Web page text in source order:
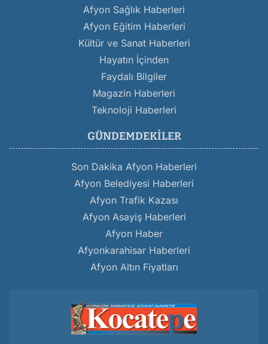
Afyon Sağlık Haberleri
Afyon Eğitim Haberleri
Kültür ve Sanat Haberleri
Hayatın İçinden
Faydalı Bilgiler
Magazin Haberleri
Teknoloji Haberleri
GÜNDEMDEKILER
Son Dakika Afyon Haberleri
Afyon Belediyesi Haberleri
Afyon Trafik Kazası
Afyon Asayiş Haberleri
Afyon Haber
Afyonkarahisar Haberleri
Afyon Altın Fiyatları